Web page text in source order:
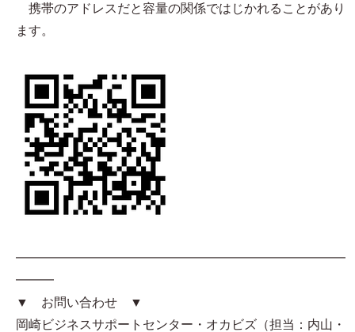
携帯のアドレスだと容量の関係ではじかれることがあり
ます。
━━━━━━━━━━━━━━━━━━━━━━━━━━
━━━
▼ お問い合わせ ▼
岡崎ビジネスサポートセンター・オカビズ（担当：内山・